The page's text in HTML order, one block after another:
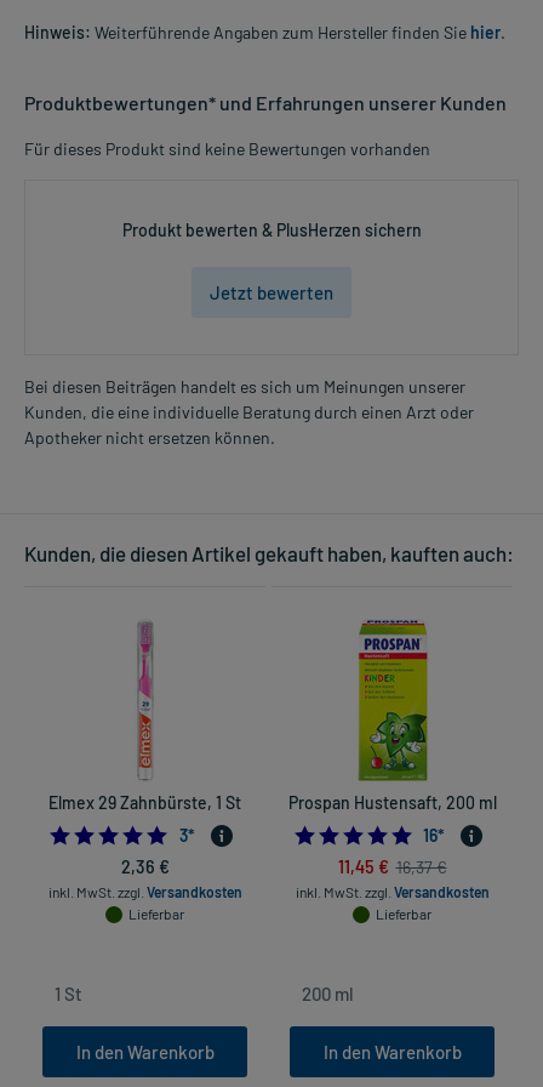
Hinweis: Weiterführende Angaben zum Hersteller finden Sie hier.
Produktbewertungen* und Erfahrungen unserer Kunden
Für dieses Produkt sind keine Bewertungen vorhanden
Produkt bewerten & PlusHerzen sichern
Jetzt bewerten
Bei diesen Beiträgen handelt es sich um Meinungen unserer
Kunden, die eine individuelle Beratung durch einen Arzt oder
Apotheker nicht ersetzen können.
Kunden, die diesen Artikel gekauft haben, kauften auch:
Elmex 29 Zahnbürste, 1 St
5.0
3*
2,36 €
inkl. MwSt. zzgl. Versandkosten
Lieferbar
In den Warenkorb
Prospan Hustensaft, 200 ml
4.875
16*
11,45 € 16,37 €
inkl. MwSt. zzgl. Versandkosten
Lieferbar
In den Warenkorb